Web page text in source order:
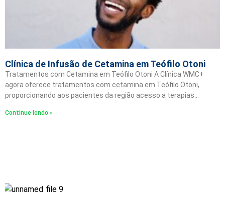
Clínica de Infusão de Cetamina em Teófilo Otoni
Tratamentos com Cetamina em Teófilo Otoni A Clínica WMC+
agora oferece tratamentos com cetamina em Teófilo Otoni,
proporcionando aos pacientes da região acesso a terapias…
Continue lendo »